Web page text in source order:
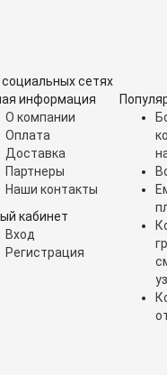
сетях
информация
О компании
Оплата
Доставка
Партнеры
Наши контакты
кабинет
Вход
Регистрация